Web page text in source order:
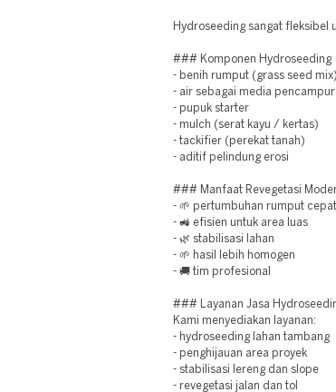
Hydroseeding sangat fleksibel
### Komponen Hydroseeding
- benih rumput (grass seed mix)
- air sebagai media pencampur
- pupuk starter
- mulch (serat kayu / kertas)
- tackifier (perekat tanah)
- aditif pelindung erosi
### Manfaat Revegetasi
- 🌱 pertumbuhan rumput cepat
- 🚜 efisien untuk area luas
- 🌿 stabilisasi lahan
- 🌱 hasil lebih homogen
- 🚚 tim profesional
### Layanan Jasa
Kami menyediakan layanan:
- hydroseeding lahan tambang
- penghijauan area proyek
- stabilisasi lereng dan slope
- revegetasi jalan dan tol